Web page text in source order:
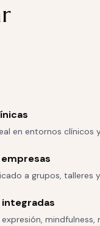
en entornos clínicos
a grupos, talleres
integradas
mindfulness,